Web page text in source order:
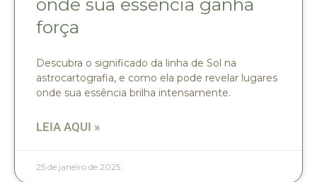
onde sua essência ganha
força
Descubra o significado da linha de Sol na
astrocartografia, e como ela pode revelar lugares
onde sua essência brilha intensamente.
LEIA AQUI »
25 de janeiro de 2025